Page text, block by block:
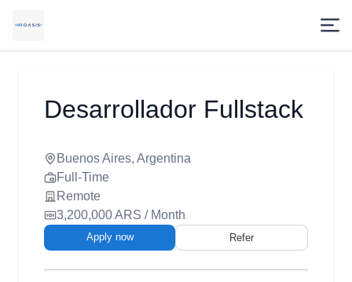
Desarrollador Fullstack
Buenos Aires, Argentina
Full-Time
Remote
3,200,000 ARS / Month
Apply now Refer